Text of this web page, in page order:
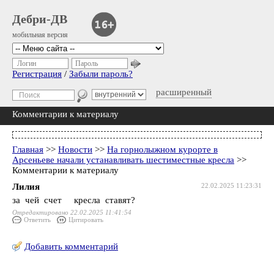
Дебри-ДВ
мобильная версия
расширенный
Логин Пароль
Регистрация / Забыли пароль?
Комментарии к материалу
Главная >> Новости >> На горнолыжном курорте в
Арсеньеве начали устанавливать шестиместные кресла >>
Комментарии к материалу
22.02.2025 11:23:31
Лилия
за чей счет кресла ставят?
Отредактировано 22.02.2025 11:41:54
Ответить
Цитировать
Добавить комментарий